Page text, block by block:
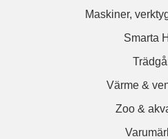
Maskiner,
Smarta
Värme &
Zoo &